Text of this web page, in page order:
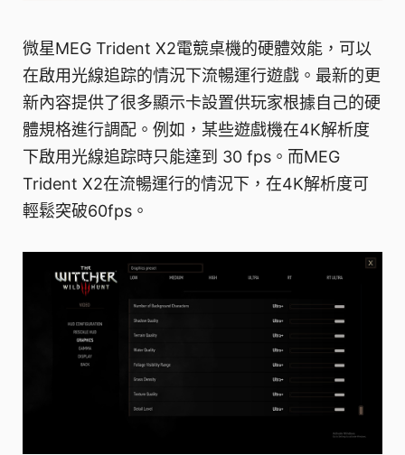
微星MEG Trident X2電競桌機的硬體效能，可以
在啟用光線追踪的情況下流暢運行遊戲。最新的更
新內容提供了很多顯示卡設置供玩家根據自己的硬
體規格進行調配。例如，某些遊戲機在4K解析度
下啟用光線追踪時只能達到 30 fps。而MEG
Trident X2在流暢運行的情況下，在4K解析度可
輕鬆突破60fps。